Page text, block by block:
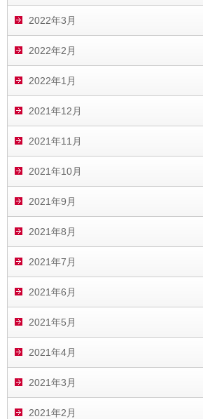
2022年3月
2022年2月
2022年1月
2021年12月
2021年11月
2021年10月
2021年9月
2021年8月
2021年7月
2021年6月
2021年5月
2021年4月
2021年3月
2021年2月